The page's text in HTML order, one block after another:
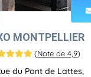
MONTPELLIER
(Note de 4,9)
du Pont de Lattes,